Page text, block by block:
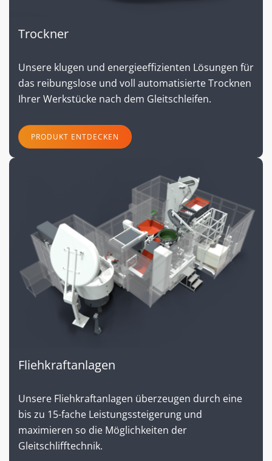
Trockner
Unsere klugen und energieeffizienten Lösungen für
das reibungslose und voll automatisierte Trocknen
Ihrer Werkstücke nach dem Gleitschleifen.
PRODUKT ENTDECKEN
Fliehkraftanlagen
Unsere Fliehkraftanlagen überzeugen durch eine
bis zu 15-fache Leistungssteigerung und
maximieren so die Möglichkeiten der
Gleitschlifftechnik.